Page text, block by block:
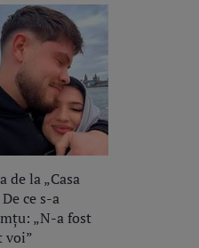
de la „Casa
ce s-a
„N-a fost
voi”